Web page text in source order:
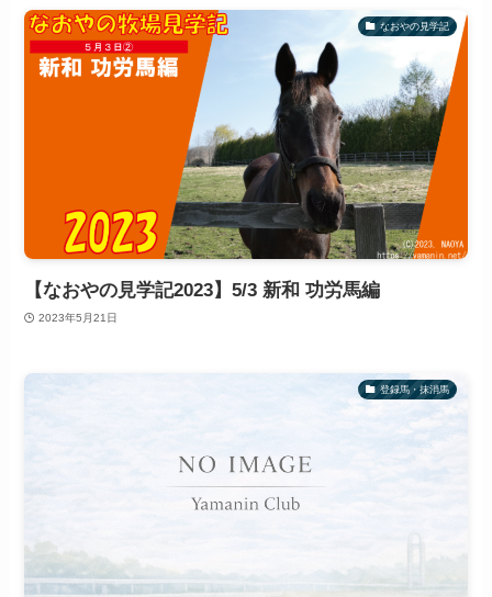
なおやの見学記
【なおやの見学記2023】5/3 新和 功労馬編
2023年5月21日
登録馬・抹消馬